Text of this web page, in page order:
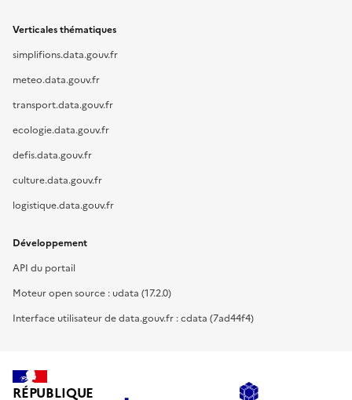
Verticales thématiques
simplifions.data.gouv.fr
meteo.data.gouv.fr
transport.data.gouv.fr
ecologie.data.gouv.fr
defis.data.gouv.fr
culture.data.gouv.fr
logistique.data.gouv.fr
Développement
API du portail
Moteur open source : udata (17.2.0)
Interface utilisateur de data.gouv.fr : cdata (7ad44f4)
RÉPUBLIQUE